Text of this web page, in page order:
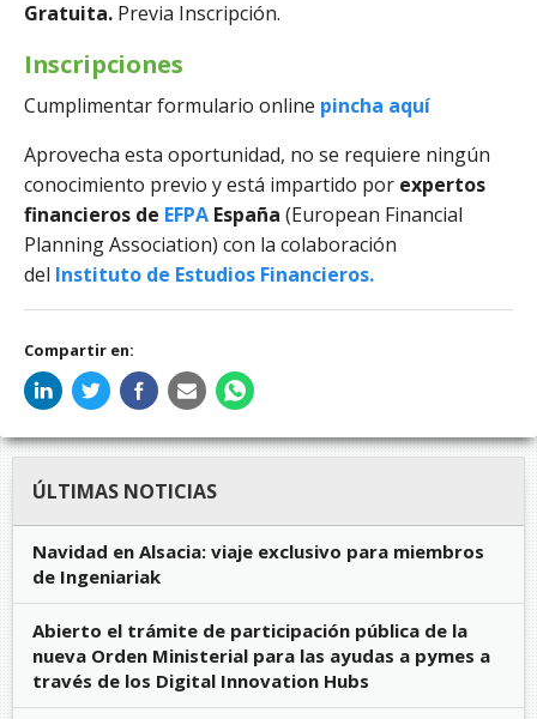
Gratuita. Previa Inscripción.
Inscripciones
Cumplimentar formulario online pincha aquí
Aprovecha esta oportunidad, no se requiere ningún
conocimiento previo y está impartido por expertos
financieros de EFPA España (European Financial
Planning Association) con la colaboración
del Instituto de Estudios Financieros.
Compartir en:
ÚLTIMAS NOTICIAS
Navidad en Alsacia: viaje exclusivo para miembros
de Ingeniariak
Abierto el trámite de participación pública de la
nueva Orden Ministerial para las ayudas a pymes a
través de los Digital Innovation Hubs